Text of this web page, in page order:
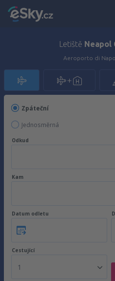
Letiště Neapol
Aeroporto di
Zpáteční
Jednosměrná
Odkud
Kam
Datum odletu
Cestující
1